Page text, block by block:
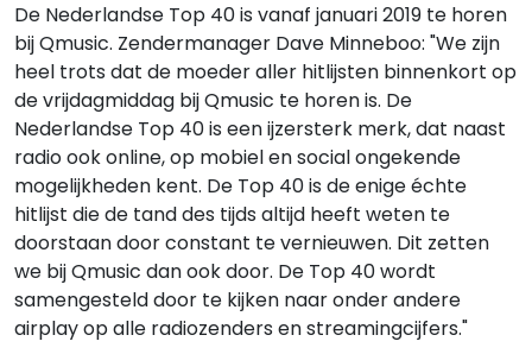
De Nederlandse Top 40 is vanaf januari 2019 te horen
bij Qmusic. Zendermanager Dave Minneboo: "We zijn
heel trots dat de moeder aller hitlijsten binnenkort op
de vrijdagmiddag bij Qmusic te horen is. De
Nederlandse Top 40 is een ijzersterk merk, dat naast
radio ook online, op mobiel en social ongekende
mogelijkheden kent. De Top 40 is de enige échte
hitlijst die de tand des tijds altijd heeft weten te
doorstaan door constant te vernieuwen. Dit zetten
we bij Qmusic dan ook door. De Top 40 wordt
samengesteld door te kijken naar onder andere
airplay op alle radiozenders en streamingcijfers."